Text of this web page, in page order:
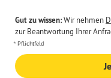
Gut zu wissen:Wir nehmen
zur Beantwortung Ihrer
Pflichtfeld